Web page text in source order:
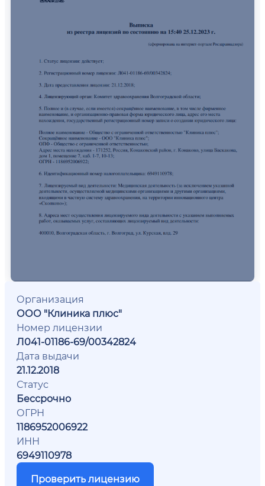
Организация
ООО "Клиника плюс"
Номер лицензии
Л041-01186-69/00342824
Дата выдачи
21.12.2018
Статус
Бессрочно
ОГРН
1186952006922
ИНН
6949110978
Проверить лицензию